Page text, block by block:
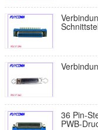
36 Pin-
PWB-